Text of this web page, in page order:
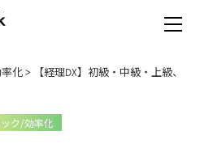
化>
【経理DX】初級・中級・上級、
ク/効率化